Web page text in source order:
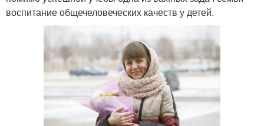
воспитание общечеловеческих качеств у детей.